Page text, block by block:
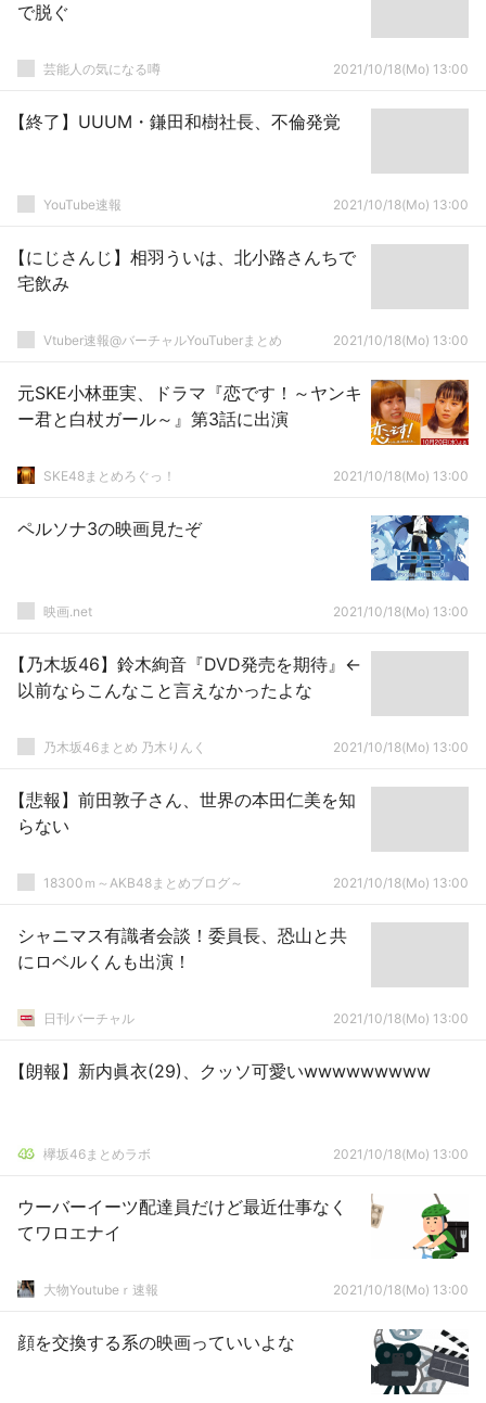
で脱ぐ
芸能人の気になる噂 2021/10/18(Mo) 13:00
【終了】UUUM・鎌田和樹社長、不倫発覚
YouTube速報 2021/10/18(Mo) 13:00
【にじさんじ】相羽ういは、北小路さんちで
宅飲み
Vtuber速報@バーチャルYouTuberまとめ 2021/10/18(Mo) 13:00
元SKE小林亜実、ドラマ『恋です！～ヤンキ
ー君と白杖ガール～』第3話に出演
SKE48まとめろぐっ！ 2021/10/18(Mo) 13:00
ペルソナ3の映画見たぞ
映画.net 2021/10/18(Mo) 13:00
【乃木坂46】鈴木絢音『DVD発売を期待』←
以前ならこんなこと言えなかったよな
乃木坂46まとめ 乃木りんく 2021/10/18(Mo) 13:00
【悲報】前田敦子さん、世界の本田仁美を知
らない
18300ｍ～AKB48まとめブログ～ 2021/10/18(Mo) 13:00
シャニマス有識者会談！委員長、恐山と共
にロベルくんも出演！
日刊バーチャル 2021/10/18(Mo) 13:00
【朗報】新内眞衣(29)、クッソ可愛いwwwwwwwww
欅坂46まとめラボ 2021/10/18(Mo) 13:00
ウーバーイーツ配達員だけど最近仕事なく
てワロエナイ
大物Youtubeｒ速報 2021/10/18(Mo) 13:00
顔を交換する系の映画っていいよな